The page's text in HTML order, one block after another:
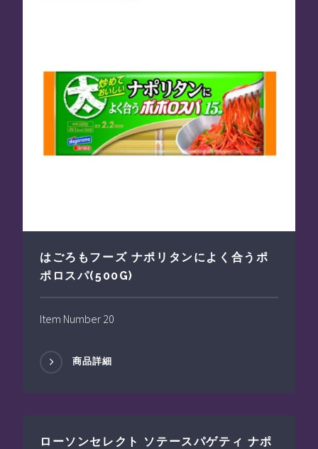
はごろもフーズ ナポリタンによく合うポ
ポロスパ(500G)
Item Number 20
商品詳細
ローソンセレクト ソテースパゲティ ナポ